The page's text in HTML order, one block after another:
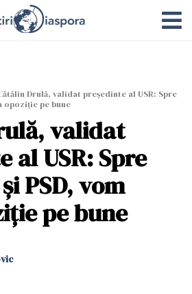
Drulă, validat preşedinte al USR: Spre
opoziţie pe bune
validat
al USR: Spre
PSD, vom
pe bune